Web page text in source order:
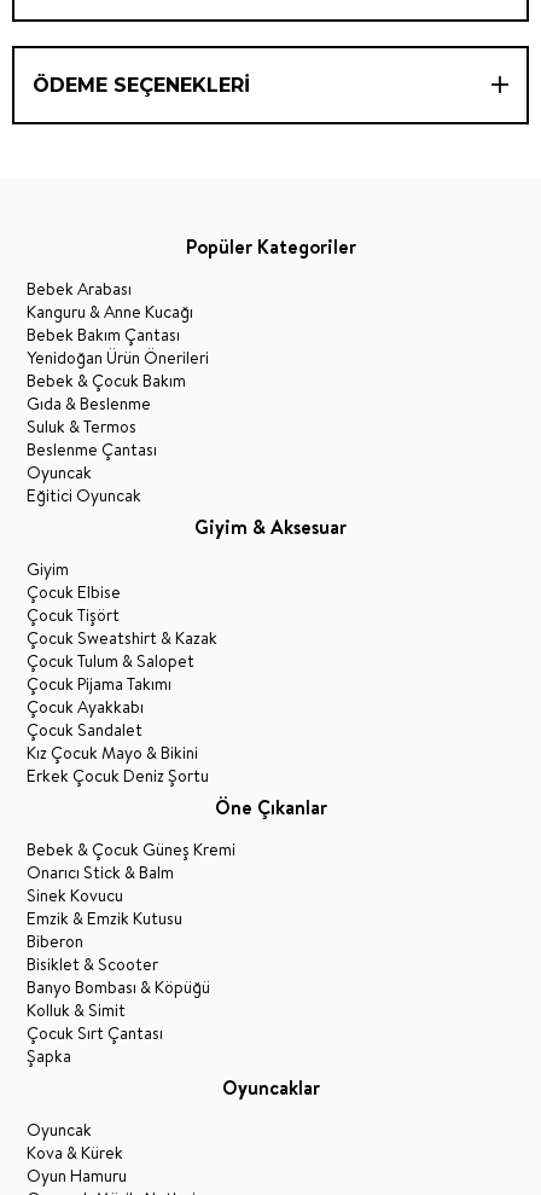
ÖDEME SEÇENEKLERI
Popüler Kategoriler
Bebek Arabası
Kanguru & Anne Kucağı
Bebek Bakım Çantası
Yenidoğan Ürün Önerileri
Bebek & Çocuk Bakım
Gıda & Beslenme
Suluk & Termos
Beslenme Çantası
Oyuncak
Eğitici Oyuncak
Giyim & Aksesuar
Giyim
Çocuk Elbise
Çocuk Tişört
Çocuk Sweatshirt & Kazak
Çocuk Tulum & Salopet
Çocuk Pijama Takımı
Çocuk Ayakkabı
Çocuk Sandalet
Kız Çocuk Mayo & Bikini
Erkek Çocuk Deniz Şortu
Öne Çıkanlar
Bebek & Çocuk Güneş Kremi
Onarıcı Stick & Balm
Sinek Kovucu
Emzik & Emzik Kutusu
Biberon
Bisiklet & Scooter
Banyo Bombası & Köpüğü
Kolluk & Simit
Çocuk Sırt Çantası
Şapka
Oyuncaklar
Oyuncak
Kova & Kürek
Oyun Hamuru